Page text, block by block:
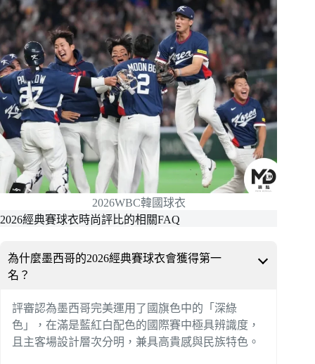
2026WBC韓國球衣
2026經典賽球衣時尚評比的相關FAQ
為什麼墨西哥的2026經典賽球衣會獲得第一
名？
評審認為墨西哥完美運用了國旗色中的「深綠
色」，在滿是藍紅白配色的國際賽中極具辨識度，
且主客場設計層次分明，兼具高貴感與民族特色。